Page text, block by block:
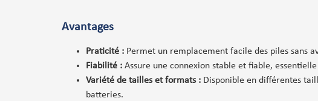
Avantages
Praticité : Permet un remplacement facile des piles sans
Fiabilité : Assure une connexion stable et fiable,
Variété de tailles et formats : Disponible en différentes
batteries.